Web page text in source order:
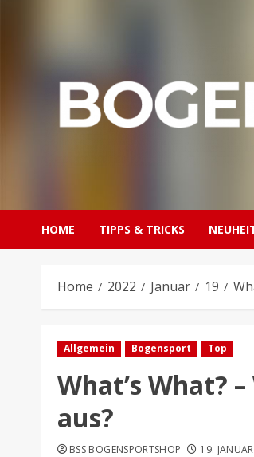
HOME TIPPS & TRICKS
Home 2022 Januar 19
Allgemein Bogensport Top
What’s What?
aus?
BSS BOGENSPORTSHOP 19.